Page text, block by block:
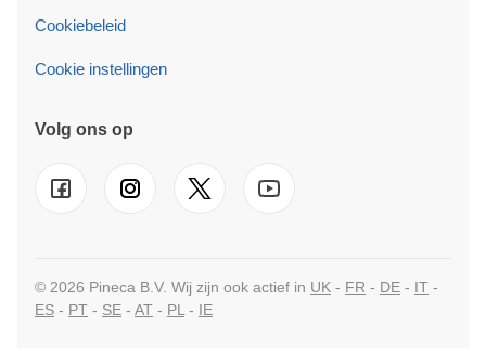
Cookiebeleid
Cookie instellingen
Volg ons op
© 2026 Pineca B.V. Wij zijn ook actief in UK - FR - DE - IT -
ES - PT - SE - AT - PL- IE